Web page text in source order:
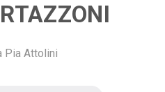
Pia Attolini